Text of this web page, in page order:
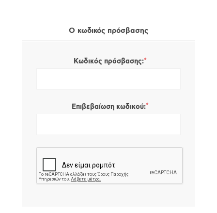
Ο κωδικός πρόσβασης
Κωδικός πρόσβασης:*
Επιβεβαίωση κωδικού:*